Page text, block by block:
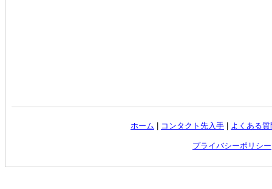
ホーム コンタクト先入手 よくある質
プライバシーポリシー